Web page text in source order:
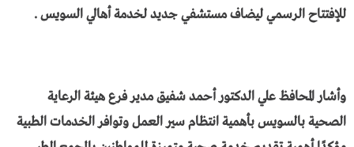
للإفتتاح الرسمي ليضاف مستشفي جديد لخدمة أهالي السويس .
وأشار المحافظ علي الدكتور أحمد شفيق مدير فرع هيئة الرعاية
الصحية بالسويس بأهمية انتظام سير العمل وتوافر الخدمات الطبية